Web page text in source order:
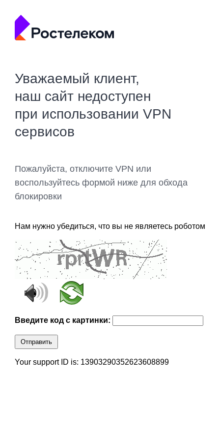
Уважаемый клиент,
наш сайт недоступен
при использовании VPN
сервисов
Пожалуйста, отключите VPN или
воспользуйтесь формой ниже для обхода
блокировки
Нам нужно убедиться, что вы не являетесь роботом
Введите код с картинки:
Отправить
Your support ID is: 13903290352623608899